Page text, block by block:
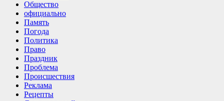
Общество
официально
Память
Погода
Политика
Право
Праздник
Проблема
Происшествия
Реклама
Рецепты